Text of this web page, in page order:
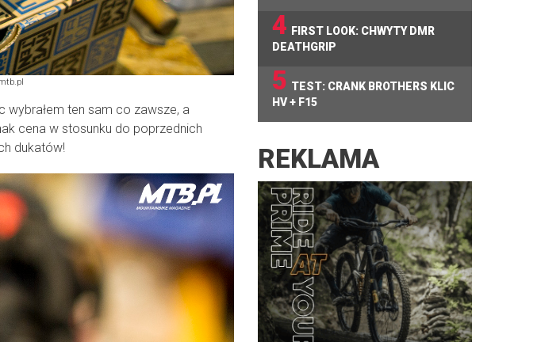
wybrałem ten sam co zawsze, a
cena w stosunku do poprzednich
dukatów!
4 FIRST LOOK: CHWYTY DMR
DEATHGRIP
5 TEST: CRANK BROTHERS KLIC
HV + F15
REKLAMA